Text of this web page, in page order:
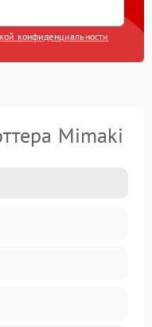
конфиденциальности
Mimaki